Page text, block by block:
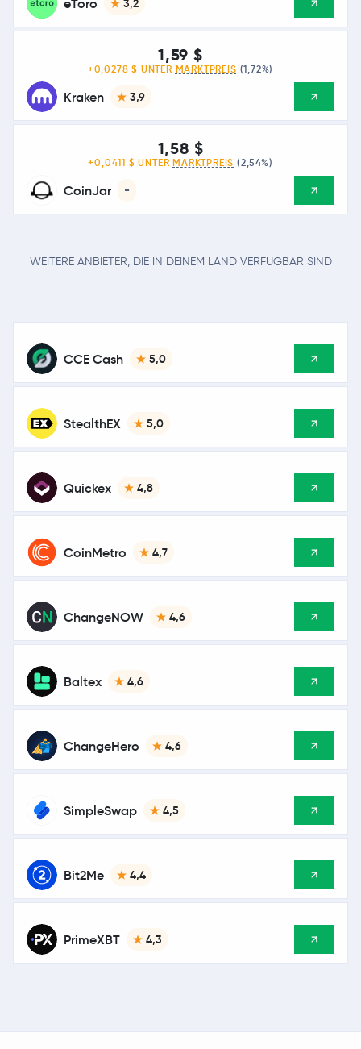
eToro
Kraken 3,9
1,59 $
+0,0278 $ UNTER MARKTPREIS (1,72%)
CoinJar -
1,58 $
+0,0411 $ UNTER MARKTPREIS (2,54%)
WEITERE ANBIETER, DIE IN DEINEM LAND VERFÜGBAR SIND
CCE Cash 5,0
StealthEX 5,0
Quickex 4,8
CoinMetro 4,7
ChangeNOW 4,6
Baltex 4,6
ChangeHero 4,6
SimpleSwap 4,5
Bit2Me 4,4
PrimeXBT 4,3